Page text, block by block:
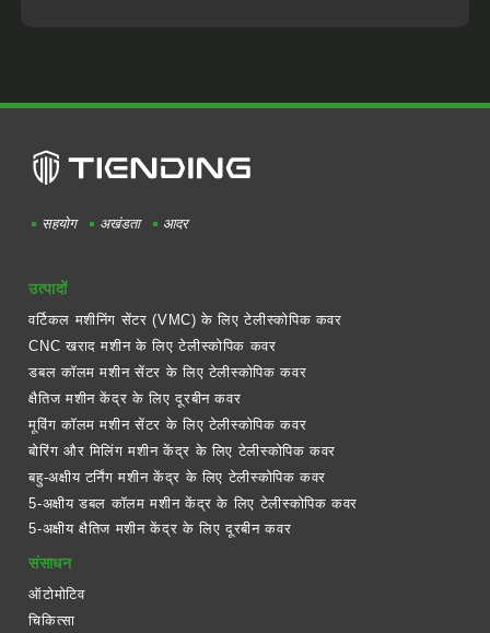
सहयोग अखंडता आदर
उत्पादों
वर्टिकल मशीनिंग सेंटर (VMC) के लिए टेलीस्कोपिक कवर
CNC खराद मशीन के लिए टेलीस्कोपिक कवर
डबल कॉलम मशीन सेंटर के लिए टेलीस्कोपिक कवर
क्षैतिज मशीन केंद्र के लिए दूरबीन कवर
मूविंग कॉलम मशीन सेंटर के लिए टेलीस्कोपिक कवर
बोरिंग और मिलिंग मशीन केंद्र के लिए टेलीस्कोपिक कवर
बहु-अक्षीय टर्निंग मशीन केंद्र के लिए टेलीस्कोपिक कवर
5-अक्षीय डबल कॉलम मशीन केंद्र के लिए टेलीस्कोपिक कवर
5-अक्षीय क्षैतिज मशीन केंद्र के लिए दूरबीन कवर
संसाधन
ऑटोमोटिव
चिकित्सा